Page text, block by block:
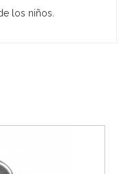
los niños.